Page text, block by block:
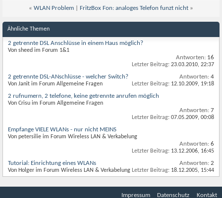
« WLAN Problem FritzBox Fon: analoges Telefon funzt nicht »
Ähnliche Themen
2 getrennte DSL Anschlüsse in einem Haus möglich?
Von sheed im Forum 1&1
Antworten: 16
Letzter Beitrag: 23.03.2010, 22:37
2 getrennte DSL-ANschlüsse - welcher Switch?
Von Janit im Forum Allgemeine Fragen
Antworten: 4
Letzter Beitrag: 12.10.2009, 19:18
2 rufnumern, 2 telefone, keine getrennte anrufen möglich
Von Crisu im Forum Allgemeine Fragen
Antworten: 7
Letzter Beitrag: 07.05.2009, 00:08
Empfange VIELE WLANs - nur nicht MEINS
Von petersilie im Forum Wireless LAN & Verkabelung
Antworten: 6
Letzter Beitrag: 13.12.2006, 16:45
Tutorial: Einrichtung eines WLANs
Von Holger im Forum Wireless LAN & Verkabelung
Antworten: 2
Letzter Beitrag: 18.12.2005, 15:44
Impressum Datenschutz Kontakt